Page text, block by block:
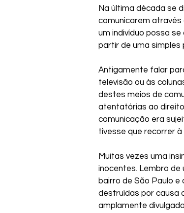
Na última década se
comunicarem
um indivíduo possa
partir de uma simples
Antigamente falar
televisão ou às
destes meios de
atentatórias ao
comunicação era
tivesse que recorrer
Muitas vezes uma
inocentes. Lembro de
bairro de São Paulo
destruídas por causa
amplamente